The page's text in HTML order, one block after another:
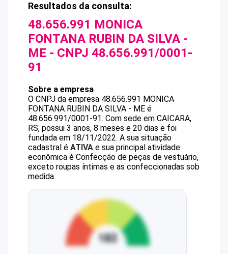
Resultados da consulta:
48.656.991 MONICA
FONTANA RUBIN DA SILVA -
ME - CNPJ 48.656.991/0001-
91
Sobre a empresa
O CNPJ da empresa 48.656.991 MONICA
FONTANA RUBIN DA SILVA - ME é
48.656.991/0001-91. Com sede em CAICARA,
RS, possui 3 anos, 8 meses e 20 dias e foi
fundada em 18/11/2022. A sua situação
cadastral é ATIVA e sua principal atividade
econômica é Confecção de peças de vestuário,
exceto roupas íntimas e as confeccionadas sob
medida.